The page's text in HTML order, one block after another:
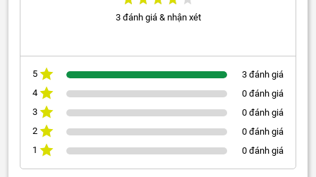
3 đánh giá & nhận xét
5
3 đánh giá
4
0 đánh giá
3
0 đánh giá
2
0 đánh giá
1
0 đánh giá